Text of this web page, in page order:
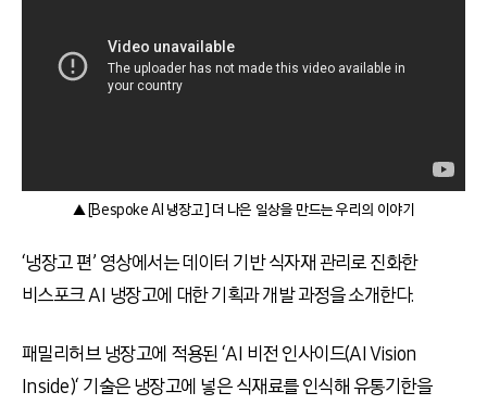
▲ [Bespoke AI 냉장고] 더 나은 일상을 만드는 우리의 이야기
‘냉장고 편’ 영상에서는 데이터 기반 식자재 관리로 진화한
비스포크 AI 냉장고에 대한 기획과 개발 과정을 소개한다.
패밀리허브 냉장고에 적용된 ‘AI 비전 인사이드(AI Vision
Inside)‘ 기술은 냉장고에 넣은 식재료를 인식해 유통기한을